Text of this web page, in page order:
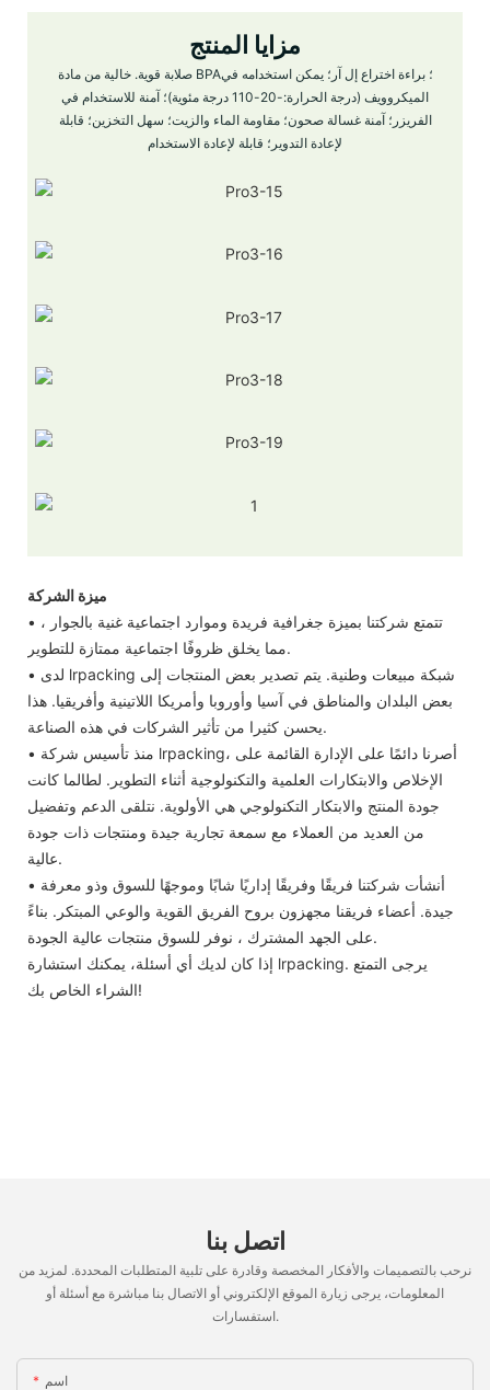
مزايا المنتج
صلابة قوية. خالية من مادة BPA؛ براءة اختراع إل آر؛ يمكن استخدامه في
الميكروويف (درجة الحرارة:-20-110 درجة مئوية)؛ آمنة للاستخدام في
الفريزر؛ آمنة غسالة صحون؛ مقاومة الماء والزيت؛ سهل التخزين؛ قابلة
لإعادة التدوير؛ قابلة لإعادة الاستخدام
ميزة الشركة
• تتمتع شركتنا بميزة جغرافية فريدة وموارد اجتماعية غنية بالجوار ،
مما يخلق ظروفًا اجتماعية ممتازة للتطوير.
• لدى lrpacking شبكة مبيعات وطنية. يتم تصدير بعض المنتجات إلى
بعض البلدان والمناطق في آسيا وأوروبا وأمريكا اللاتينية وأفريقيا. هذا
يحسن كثيرا من تأثير الشركات في هذه الصناعة.
• منذ تأسيس شركة lrpacking، أصرنا دائمًا على الإدارة القائمة على
الإخلاص والابتكارات العلمية والتكنولوجية أثناء التطوير. لطالما كانت
جودة المنتج والابتكار التكنولوجي هي الأولوية. نتلقى الدعم وتفضيل
من العديد من العملاء مع سمعة تجارية جيدة ومنتجات ذات جودة
عالية.
• أنشأت شركتنا فريقًا وفريقًا إداريًا شابًا وموجهًا للسوق وذو معرفة
جيدة. أعضاء فريقنا مجهزون بروح الفريق القوية والوعي المبتكر. بناءً
على الجهد المشترك ، نوفر للسوق منتجات عالية الجودة.
إذا كان لديك أي أسئلة، يمكنك استشارة lrpacking. يرجى التمتع
الشراء الخاص بك!
اتصل بنا
نرحب بالتصميمات والأفكار المخصصة وقادرة على تلبية المتطلبات المحددة. لمزيد من
المعلومات، يرجى زيارة الموقع الإلكتروني أو الاتصال بنا مباشرة مع أسئلة أو
استفسارات.
اسم